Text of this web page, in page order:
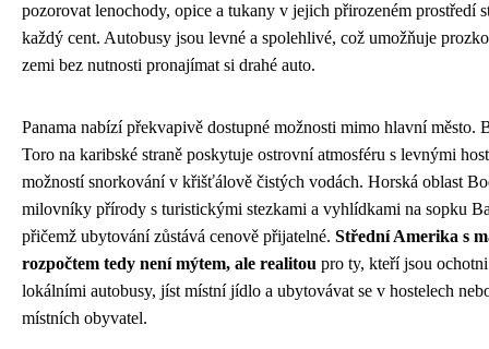
pozorovat lenochody, opice a tukany v jejich přirozeném prostředí
každý cent. Autobusy jsou levné a spolehlivé, což umožňuje
zemi bez nutnosti pronajímat si drahé auto.
Panama nabízí překvapivě dostupné možnosti mimo hlavní město.
Toro na karibské straně poskytuje ostrovní atmosféru s levnými
možností snorkování v křišťálově čistých vodách. Horská oblast
milovníky přírody s turistickými stezkami a vyhlídkami na sopku
přičemž ubytování zůstává cenově přijatelné. Střední Amerika s
rozpočtem tedy není mýtem, ale realitou pro ty, kteří jsou
lokálními autobusy, jíst místní jídlo a ubytovávat se v hostelech
místních obyvatel.